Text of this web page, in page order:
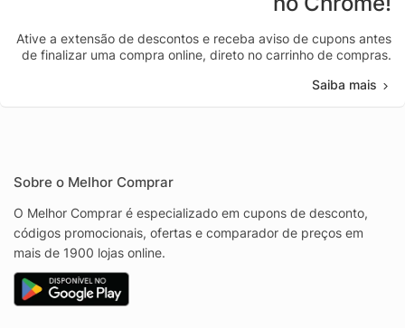
Ative a extensão de descontos e receba aviso de cupons antes
de finalizar uma compra online, direto no carrinho de compras.
Saiba mais
Sobre o Melhor Comprar
O Melhor Comprar é especializado em cupons de desconto,
códigos promocionais, ofertas e comparador de preços em
mais de 1900 lojas online.